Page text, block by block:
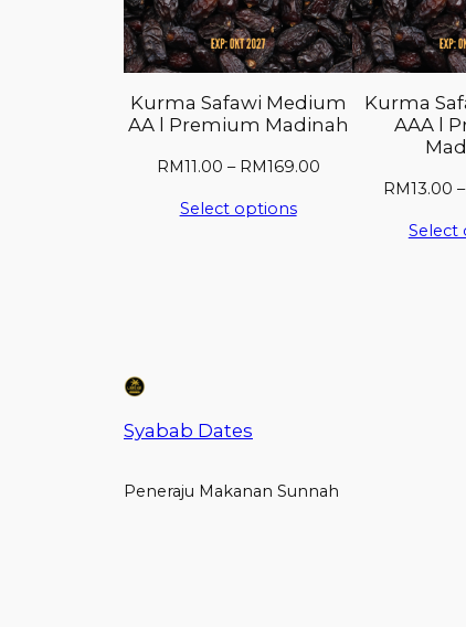
Kurma Safawi Medium
AA l Premium Madinah
RM11.00 – RM169.00
Select options
Kurma
AAA l
RM13.00 –
Select
Syabab Dates
Peneraju Makanan Sunnah